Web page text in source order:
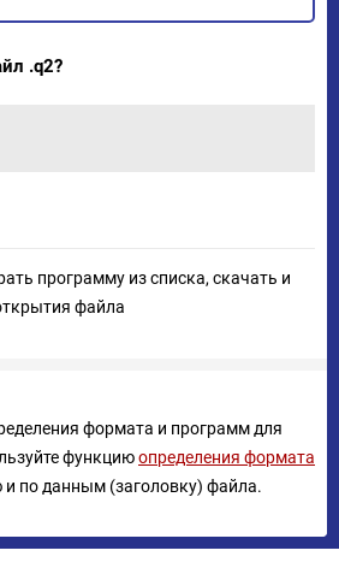
.q2?
программу из списка, скачать и
файла
формата и программ для
функциюопределения формата
по данным (заголовку) файла.